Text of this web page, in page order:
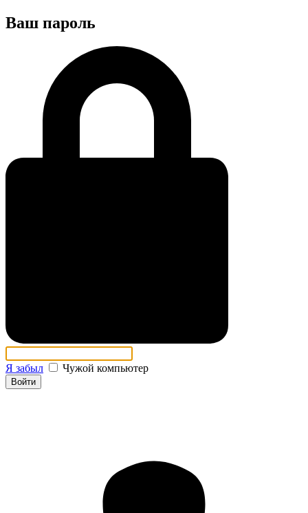
Ваш пароль
Я забыл Чужой компьютер
Войти